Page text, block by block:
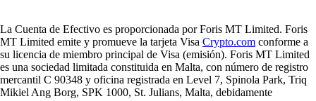
La Cuenta de Efectivo es proporcionada por Foris MT Limited. Foris
MT Limited emite y promueve la tarjeta Visa Crypto.com conforme a
su licencia de miembro principal de Visa (emisión). Foris MT Limited
es una sociedad limitada constituida en Malta, con número de registro
mercantil C 90348 y oficina registrada en Level 7, Spinola Park, Triq
Mikiel Ang Borg, SPK 1000, St. Julians, Malta, debidamente